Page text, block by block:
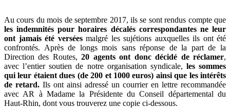
Au cours du mois de septembre 2017, ils se sont rendus compte que
les indemnités pour horaires décalés correspondantes ne leur
ont jamais été verséesmalgré les sujétions auxquelles ils ont été
confrontés. Après de longs mois sans réponse de la part de la
Direction des Routes,20 agents ont donc décidé de réclamer,
avec l’entier soutien de notre organisation syndicale, les sommes
qui leur étaient dues (de 200 et 1000 euros) ainsi que les intérêts
de retard. Ils ont ainsi adressé un courrier en lettre recommandée
avec AR à Madame la Présidente du Conseil départemental du
Haut-Rhin, dont vous trouverez une copie ci-dessous.